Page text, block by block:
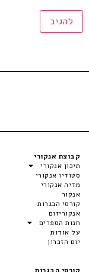
קבוצת אנקורי
תיכון אנקורי
סטודיו אנקורי
מדיה אנקורי
אנקור
קורסי הבגרות
אנקוריזום
חנות הספרים
על אודות
יום הזכרון